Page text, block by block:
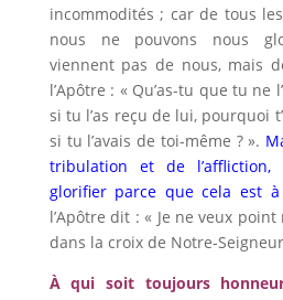
incommodités ; car de tous
nous ne pouvons nous
viennent pas de nous, mais
l’Apôtre : « Qu’as-tu que tu ne
si tu l’as reçu de lui, pourquoi
si tu l’avais de toi-même ? ».
tribulation et de l’affliction,
glorifier parce que cela est
l’Apôtre dit : « Je ne veux
dans la croix de Notre-
À qui soit toujours